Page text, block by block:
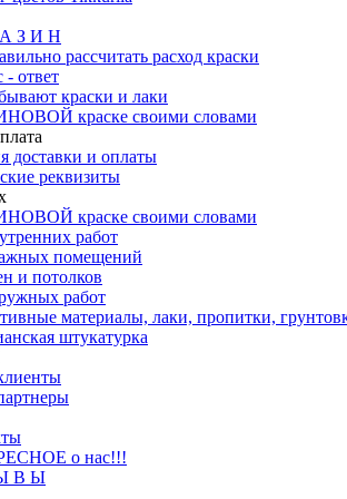
З И Н
рассчитать расход краски
- ответ
краски и лаки
краске своими словами
доставки и оплаты
реквизиты
краске своими словами
работ
помещений
и потолков
работ
материалы, лаки, пропитки,
штукатурка
о нас!!!
В Ы